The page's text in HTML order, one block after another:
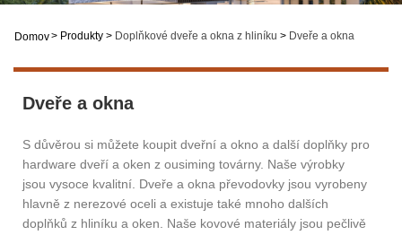
Domov> Produkty > Doplňkové dveře a okna z hliníku > Dveře a okna
Dveře a okna
S důvěrou si můžete koupit dveřní a okno a další doplňky pro
hardware dveří a oken z ousiming továrny. Naše výrobky
jsou vysoce kvalitní. Dveře a okna převodovky jsou vyrobeny
hlavně z nerezové oceli a existuje také mnoho dalších
doplňků z hliníku a oken. Naše kovové materiály jsou pečlivě